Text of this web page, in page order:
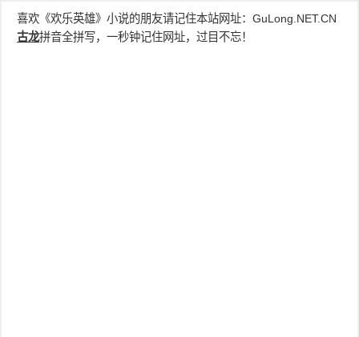
喜欢《欢乐英雄》小说的朋友请记住本站网址： GuLong.NET.CN
古龙拼音全拼写，一秒钟记住网址，过目不忘！